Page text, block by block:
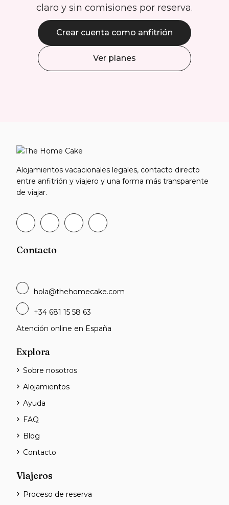
claro y sin comisiones por reserva.
Crear cuenta como anfitrión
Ver planes
Alojamientos vacacionales legales, contacto directo
entre anfitrión y viajero y una forma más transparente
de viajar.
Contacto
hola@thehomecake.com
+34 681 15 58 63
Atención online en España
Explora
Sobre nosotros
Alojamientos
Ayuda
FAQ
Blog
Contacto
Viajeros
Proceso de reserva